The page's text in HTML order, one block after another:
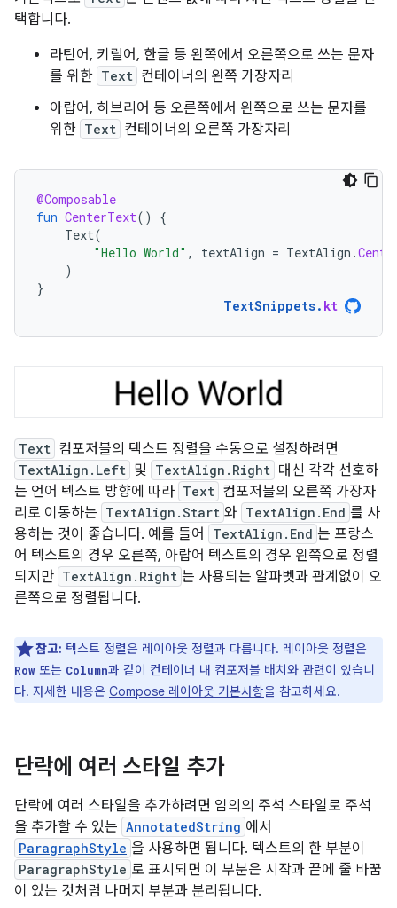
택합니다.
라틴어, 키릴어, 한글 등 왼쪽에서 오른쪽으로 쓰는 문자
를 위한 Text 컨테이너의 왼쪽 가장자리
아랍어, 히브리어 등 오른쪽에서 왼쪽으로 쓰는 문자를
위한 Text 컨테이너의 오른쪽 가장자리
@Composable
fun CenterText()
{
Text(
"Hello World" , textAlign = TextAlign .
)
}
TextSnippets. kt
Text 컴포저블의 텍스트 정렬을 수동으로 설정하려면
TextAlign.Left 및 TextAlign.Right 대신 각각 선호하
는 언어 텍스트 방향에 따라 Text 컴포저블의 오른쪽 가장자
리로 이동하는 TextAlign.Start 와 TextAlign.End 를 사
용하는 것이 좋습니다. 예를 들어
TextAlign.End 는 프랑스
어 텍스트의 경우 오른쪽, 아랍어 텍스트의 경우 왼쪽으로 정렬
되지만 TextAlign.Right 는 사용되는 알파벳과 관계없이 오
른쪽으로 정렬됩니다.
참고: 텍스트 정렬은 레이아웃 정렬과 다릅니다. 레이아웃 정렬은
Row 또는 Column과 같이 컨테이너 내 컴포저블 배치와 관련이 있습니
다. 자세한 내용은 Compose 레이아웃 기본사항을 참고하세요.
단락에 여러 스타일 추가
단락에 여러 스타일을 추가하려면 임의의 주석 스타일로 주석
을 추가할 수 있는 AnnotatedString 에서
ParagraphStyle 을 사용하면 됩니다. 텍스트의 한 부분이
ParagraphStyle 로 표시되면 이 부분은 시작과 끝에 줄 바꿈
이 있는 것처럼 나머지 부분과 분리됩니다.